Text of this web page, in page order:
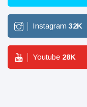
Instagram 32K
Youtube 28K